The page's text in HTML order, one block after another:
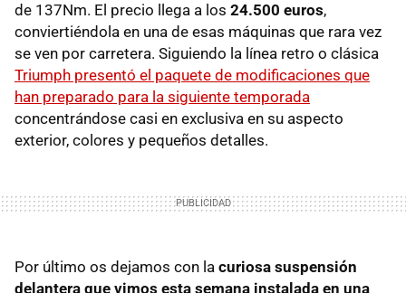
de 137Nm. El precio llega a los 24.500 euros,
conviertiéndola en una de esas máquinas que rara vez
se ven por carretera. Siguiendo la línea retro o clásica
Triumph presentó el paquete de modificaciones que
han preparado para la siguiente temporada
concentrándose casi en exclusiva en su aspecto
exterior, colores y pequeños detalles.
Por último os dejamos con la curiosa suspensión
delantera que vimos esta semana instalada en una